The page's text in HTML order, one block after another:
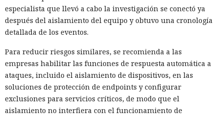
especialista que llevó a cabo la investigación se conectó ya
después del aislamiento del equipo y obtuvo una cronología
detallada de los eventos.
Para reducir riesgos similares, se recomienda a las
empresas habilitar las funciones de respuesta automática a
ataques, incluido el aislamiento de dispositivos, en las
soluciones de protección de endpoints y configurar
exclusiones para servicios críticos, de modo que el
aislamiento no interfiera con el funcionamiento de